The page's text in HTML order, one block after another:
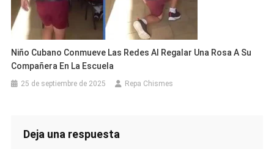
Niño Cubano Conmueve Las Redes Al Regalar Una Rosa A Su
Compañera En La Escuela
25 de septiembre de 2025 Repa Chismes
Deja una respuesta